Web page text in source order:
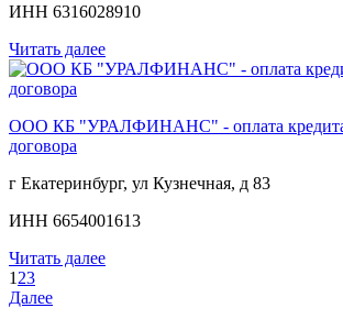
ИНН 6316028910
Читать далее
ООО КБ "УРАЛФИНАНС" - оплата
договора
г Екатеринбург, ул Кузнечная, д 83
ИНН 6654001613
Читать далее
1 23
Далее